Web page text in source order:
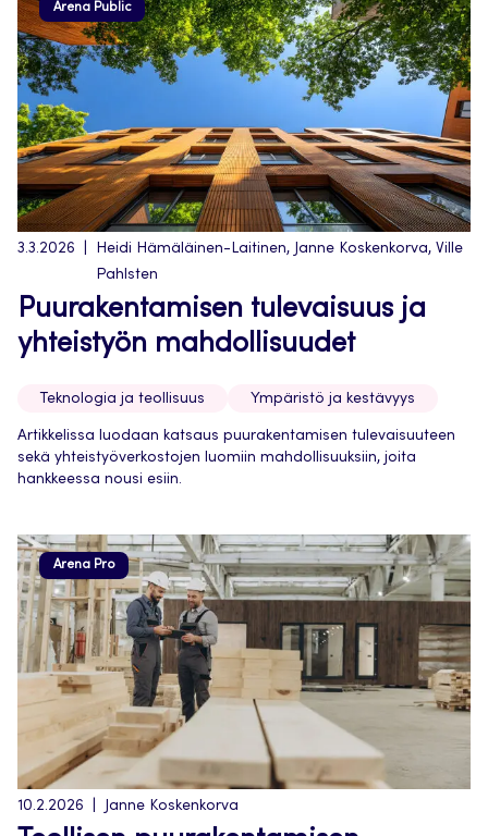
Arena Public
3.3.2026
Heidi Hämäläinen-Laitinen, Janne Koskenkorva, Ville
Pahlsten
Puurakentamisen tulevaisuus ja
yhteistyön mahdollisuudet
Teknologia ja teollisuus Ympäristö ja kestävyys
Artikkelissa luodaan katsaus puurakentamisen tulevaisuuteen
sekä yhteistyöverkostojen luomiin mahdollisuuksiin, joita
hankkeessa nousi esiin.
Arena Pro
10.2.2026 Janne Koskenkorva